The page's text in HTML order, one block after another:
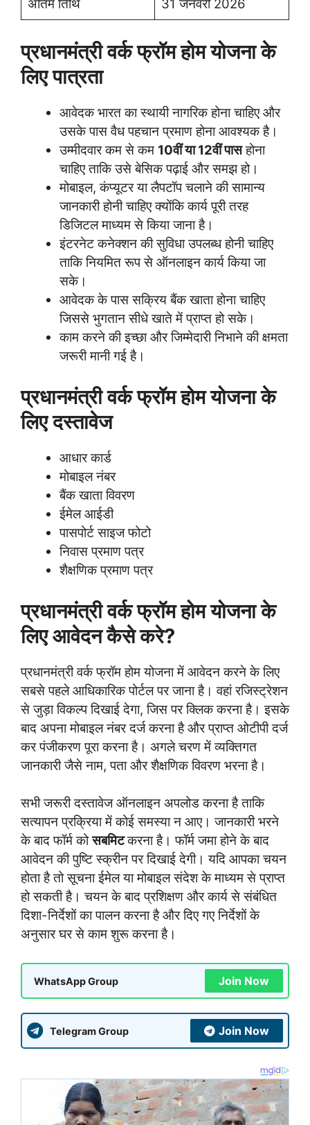
अंतिम तिथि 31 जनवरी 2026
प्रधानमंत्री वर्क फ्रॉम होम योजना के
लिए पात्रता
आवेदक भारत का स्थायी नागरिक होना चाहिए और
उसके पास वैध पहचान प्रमाण होना आवश्यक है।
उम्मीदवार कम से कम 10वीं या 12वीं पासहोना
चाहिए ताकि उसे बेसिक पढ़ाई और समझ हो।
मोबाइल, कंप्यूटर या लैपटॉप चलाने की सामान्य
जानकारी होनी चाहिए क्योंकि कार्य पूरी तरह
डिजिटल माध्यम से किया जाना है।
इंटरनेट कनेक्शन की सुविधा उपलब्ध होनी चाहिए
ताकि नियमित रूप से ऑनलाइन कार्य किया जा
सके।
आवेदक के पास सक्रिय बैंक खाता होना चाहिए
जिससे भुगतान सीधे खाते में प्राप्त हो सके।
काम करने की इच्छा और जिम्मेदारी निभाने की क्षमता
जरूरी मानी गई है।
प्रधानमंत्री वर्क फ्रॉम होम योजना के
लिए दस्तावेज
आधार कार्ड
मोबाइल नंबर
बैंक खाता विवरण
ईमेल आईडी
पासपोर्ट साइज फोटो
निवास प्रमाण पत्र
शैक्षणिक प्रमाण पत्र
प्रधानमंत्री वर्क फ्रॉम होम योजना के
लिए आवेदन कैसे करे?
प्रधानमंत्री वर्क फ्रॉम होम योजना में आवेदन करने के लिए
सबसे पहले आधिकारिक पोर्टल पर जाना है। वहां रजिस्ट्रेशन
से जुड़ा विकल्प दिखाई देगा, जिस पर क्लिक करना है। इसके
बाद अपना मोबाइल नंबर दर्ज करना है और प्राप्त ओटीपी दर्ज
कर पंजीकरण पूरा करना है। अगले चरण में व्यक्तिगत
जानकारी जैसे नाम, पता और शैक्षणिक विवरण भरना है।
सभी जरूरी दस्तावेज ऑनलाइन अपलोड करना है ताकि
सत्यापन प्रक्रिया में कोई समस्या न आए। जानकारी भरने
के बाद फॉर्म कोसबमिटकरना है। फॉर्म जमा होने के बाद
आवेदन की पुष्टि स्क्रीन पर दिखाई देगी। यदि आपका चयन
होता है तो सूचना ईमेल या मोबाइल संदेश के माध्यम से प्राप्त
हो सकती है। चयन के बाद प्रशिक्षण और कार्य से संबंधित
दिशा-निर्देशों का पालन करना है और दिए गए निर्देशों के
अनुसार घर से काम शुरू करना है।
WhatsApp Group Join Now
Telegram Group Join Now